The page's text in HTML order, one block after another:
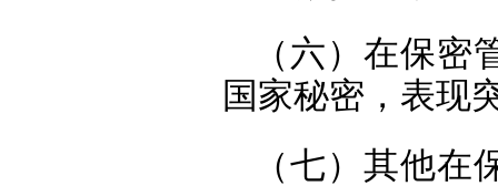
（六）在保
国家秘密，表现
（七）其他